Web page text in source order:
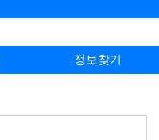
정보찾기